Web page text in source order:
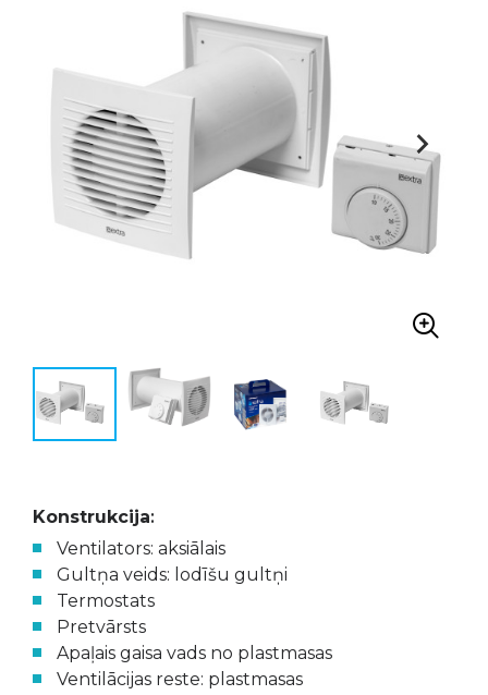
Konstrukcija:
Ventilators: aksiālais
Gultņa veids: lodīšu gultņi
Termostats
Pretvārsts
Apaļais gaisa vads no plastmasas
Ventilācijas reste: plastmasas